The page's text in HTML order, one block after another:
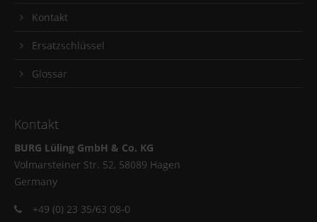
Kontakt
Ersatzschlüssel
Glossar
Kontakt
BURG Lüling GmbH & Co. KG
Volmarsteiner Str. 52, 58089 Hagen
Germany
+49 (0) 23 35/63 08-0